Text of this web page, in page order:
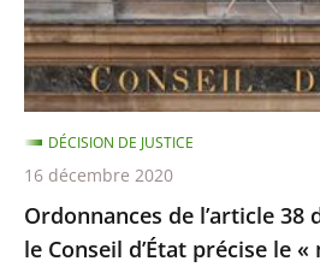
Constitution
:
le
Conseil
d’État
précise
le
«
Ordonnances de l’article 38
le Conseil d’État précise le «
DÉCISION DE JUSTICE
16 décembre 2020